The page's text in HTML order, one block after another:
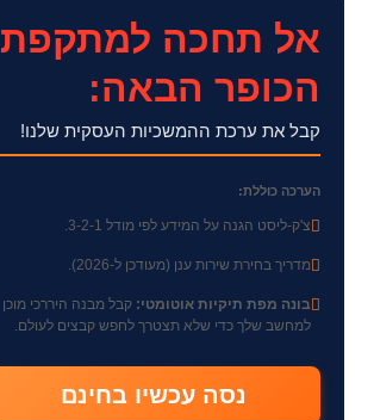
אל תחכה למתקפת
הכופר הבאה:
קבל את ערכת ההמשכיות העסקית שלנו!
הערכה כוללת:
צ'ק-ליסט הגנה על המידע לפי מודל 3-2-1.
מדריך בחירת שירות ענן (מעודכן ל-2026).
בונה מפת תיקיות אוטומטי: קבל מבנה היררכי מוכן
למחשב שלך כדי שלא תצטרך לחפש קבצים לעולם.
נסה עכשיו בחינם